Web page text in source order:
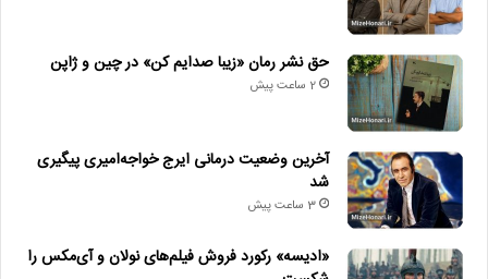
حق نشر رمان «زیبا صدایم کن» در چین و ژاپن
2 ساعت پیش
آخرین وضعیت درمانی ایرج خواجه‌امیری پیگیری
شد
3 ساعت پیش
«ادیسه» رکورد فروش فیلم‌های نولان و آی‌مکس را